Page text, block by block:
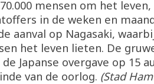
mensen om het
in de weken en
aanval op Nagasaki,
het leven lieten. De
Japanse overgave op 15
van de oorlog. (Stad